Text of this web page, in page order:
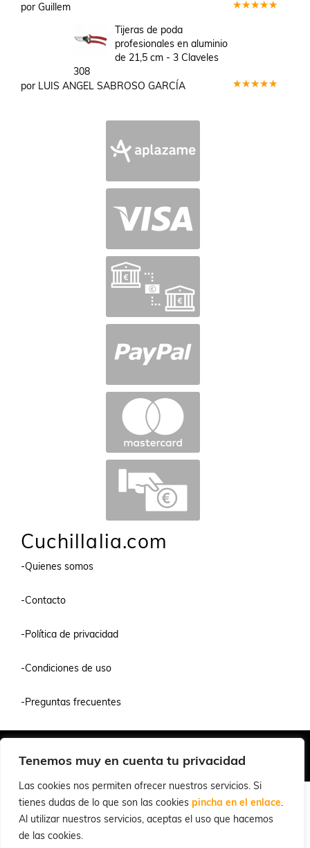
Tenemos muy en cuenta tu privacidad
Las cookies nos permiten ofrecer nuestros servicios. Si
tienes dudas de lo que son las cookies pincha en el enlace.
Al utilizar nuestros servicios, aceptas el uso que hacemos
de las cookies.
por Guillem
Tijeras de poda
profesionales en aluminio
de 21,5 cm - 3 Claveles
308
por LUIS ANGEL SABROSO GARCÍA
Cuchillalia.com
-Quienes somos
-Contacto
-Política de privacidad
-Condiciones de uso
-Preguntas frecuentes
© 2026 Cuchillalia.com